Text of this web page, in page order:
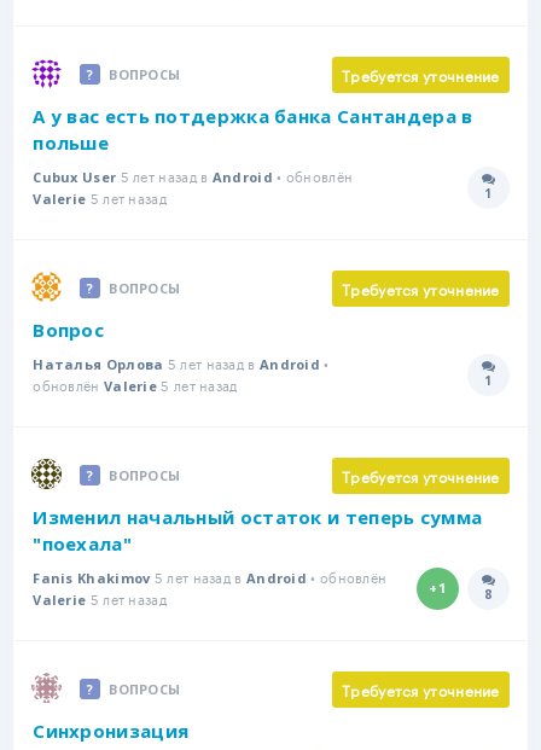
ВОПРОСЫ Требуется уточнение
А у вас есть потдержка банка Сантандера в
польше
Cubux User 5 лет назад в Android • обновлён
Valerie 5 лет назад 1
ВОПРОСЫ Требуется уточнение
Вопрос
Наталья Орлова 5 лет назад в Android •
обновлён Valerie 5 лет назад 1
ВОПРОСЫ Требуется уточнение
Изменил начальный остаток и теперь сумма
"поехала"
Fanis Khakimov 5 лет назад в Android • обновлён
Valerie 5 лет назад +1 8
ВОПРОСЫ Требуется уточнение
Синхронизация